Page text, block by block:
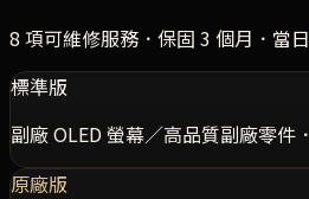
8 項可維修服務．保固 3 個月．當
標準版
副廠 OLED 螢幕／高品質副廠零件
原廠版